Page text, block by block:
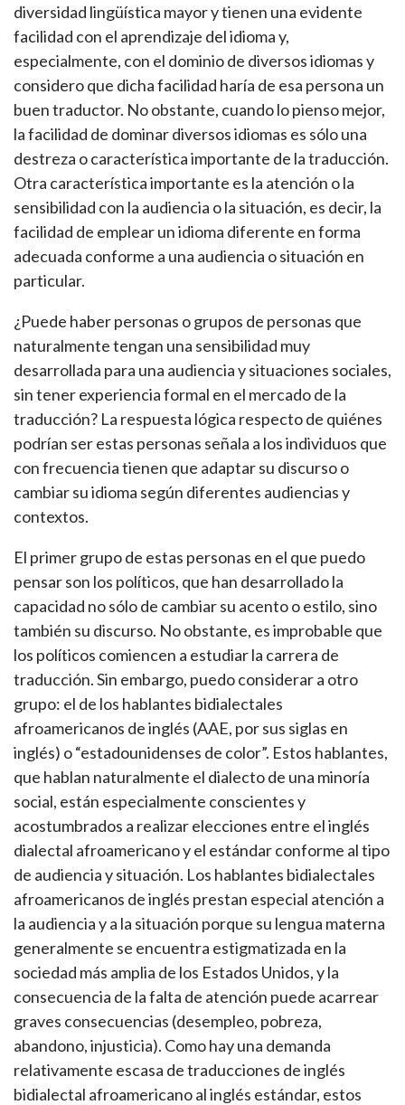
diversidad lingüística mayor y tienen una evidente
facilidad con el aprendizaje del idioma y,
especialmente, con el dominio de diversos idiomas y
considero que dicha facilidad haría de esa persona un
buen traductor. No obstante, cuando lo pienso mejor,
la facilidad de dominar diversos idiomas es sólo una
destreza o característica importante de la traducción.
Otra característica importante es la atención o la
sensibilidad con la audiencia o la situación, es decir, la
facilidad de emplear un idioma diferente en forma
adecuada conforme a una audiencia o situación en
particular.
¿Puede haber personas o grupos de personas que
naturalmente tengan una sensibilidad muy
desarrollada para una audiencia y situaciones sociales,
sin tener experiencia formal en el mercado de la
traducción? La respuesta lógica respecto de quiénes
podrían ser estas personas señala a los individuos que
con frecuencia tienen que adaptar su discurso o
cambiar su idioma según diferentes audiencias y
contextos.
El primer grupo de estas personas en el que puedo
pensar son los políticos, que han desarrollado la
capacidad no sólo de cambiar su acento o estilo, sino
también su discurso. No obstante, es improbable que
los políticos comiencen a estudiar la carrera de
traducción. Sin embargo, puedo considerar a otro
grupo: el de los hablantes bidialectales
afroamericanos de inglés (AAE, por sus siglas en
inglés) o “estadounidenses de color”. Estos hablantes,
que hablan naturalmente el dialecto de una minoría
social, están especialmente conscientes y
acostumbrados a realizar elecciones entre el inglés
dialectal afroamericano y el estándar conforme al tipo
de audiencia y situación. Los hablantes bidialectales
afroamericanos de inglés prestan especial atención a
la audiencia y a la situación porque su lengua materna
generalmente se encuentra estigmatizada en la
sociedad más amplia de los Estados Unidos, y la
consecuencia de la falta de atención puede acarrear
graves consecuencias (desempleo, pobreza,
abandono, injusticia). Como hay una demanda
relativamente escasa de traducciones de inglés
bidialectal afroamericano al inglés estándar, estos